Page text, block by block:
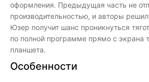
оформления. Предыдущая часть не
производительностью, и авторы
Юзер получит шанс проникнуться
по полной программе прямо с экрана
планшета.
Особенности